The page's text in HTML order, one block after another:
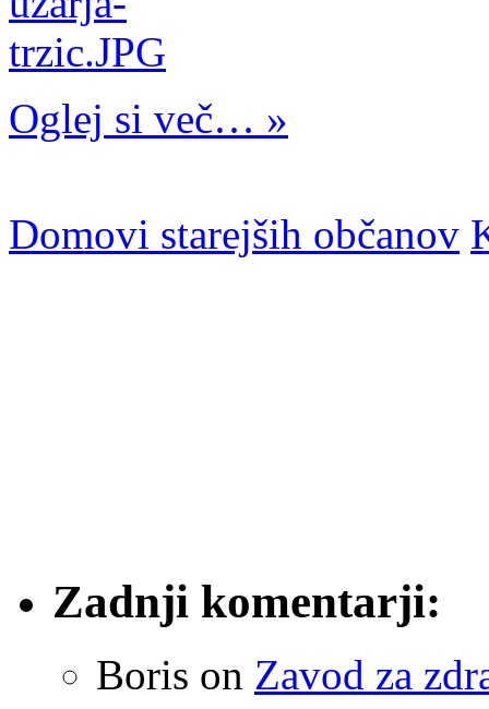
Oglej si več… »
Domovi starejših občanov
Zadnji komentarji:
Boris on Zavod za